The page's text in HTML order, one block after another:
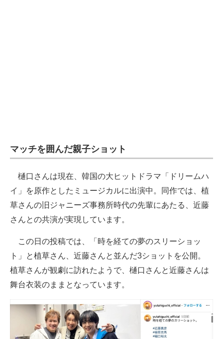
マッチを囲んだ親子ショット
樋口さんは現在、韓国の大ヒットドラマ「ドリームハ
イ」を原作としたミュージカルに出演中。同作では、植
草さんの旧ジャニーズ事務所時代の先輩にあたる、近藤
さんとの共演が実現しています。
この日の投稿では、「時を経ての夢のスリーショッ
ト」と植草さん、近藤さんと並んだ3ショットを公開。
植草さんが観劇に訪れたようで、樋口さんと近藤さんは
舞台衣装のままとなっています。